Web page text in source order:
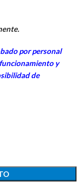
por personal
y
de